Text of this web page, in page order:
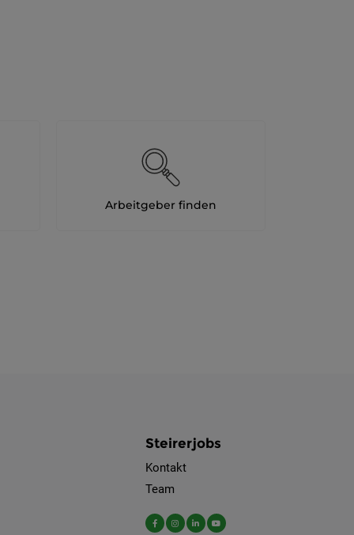
Arbeitgeber finden
Steirerjobs
Kontakt
Team